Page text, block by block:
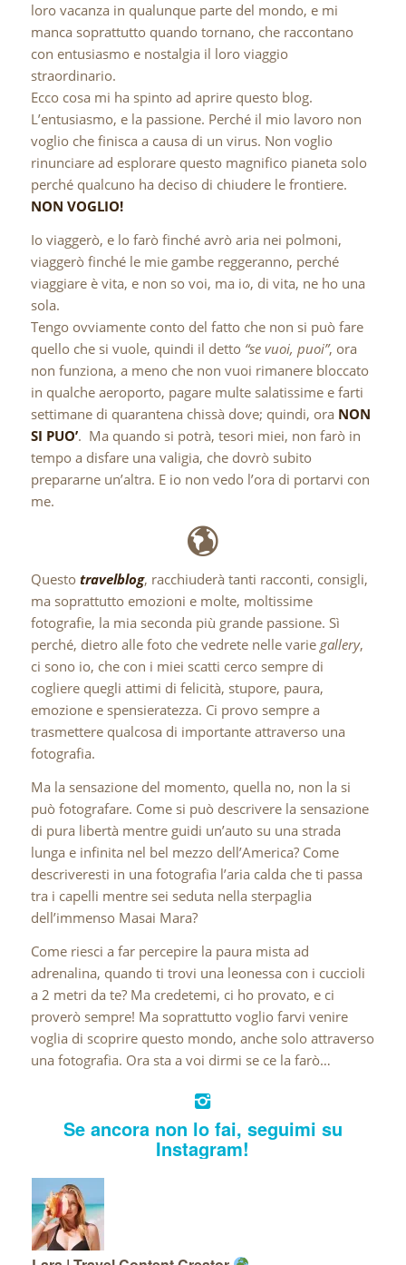
loro vacanza in qualunque parte del mondo, e mi
manca soprattutto quando tornano, che raccontano
con entusiasmo e nostalgia il loro viaggio
straordinario.
Ecco cosa mi ha spinto ad aprire questo blog.
L’entusiasmo, e la passione. Perché il mio lavoro non
voglio che finisca a causa di un virus. Non voglio
rinunciare ad esplorare questo magnifico pianeta solo
perché qualcuno ha deciso di chiudere le frontiere.
NON VOGLIO!
Io viaggerò, e lo farò finché avrò aria nei polmoni,
viaggerò finché le mie gambe reggeranno, perché
viaggiare è vita, e non so voi, ma io, di vita, ne ho una
sola.
Tengo ovviamente conto del fatto che non si può fare
quello che si vuole, quindi il detto “se vuoi, puoi”, ora
non funziona, a meno che non vuoi rimanere bloccato
in qualche aeroporto, pagare multe salatissime e farti
settimane di quarantena chissà dove; quindi, ora NON
SI PUO’. Ma quando si potrà, tesori miei, non farò in
tempo a disfare una valigia, che dovrò subito
prepararne un’altra. E io non vedo l’ora di portarvi con
me.
Questo travelblog, racchiuderà tanti racconti, consigli,
ma soprattutto emozioni e molte, moltissime
fotografie, la mia seconda più grande passione. Sì
perché, dietro alle foto che vedrete nelle varie gallery,
ci sono io, che con i miei scatti cerco sempre di
cogliere quegli attimi di felicità, stupore, paura,
emozione e spensieratezza. Ci provo sempre a
trasmettere qualcosa di importante attraverso una
fotografia.
Ma la sensazione del momento, quella no, non la si
può fotografare. Come si può descrivere la sensazione
di pura libertà mentre guidi un’auto su una strada
lunga e infinita nel bel mezzo dell’America? Come
descriveresti in una fotografia l’aria calda che ti passa
tra i capelli mentre sei seduta nella sterpaglia
dell’immenso Masai Mara?
Come riesci a far percepire la paura mista ad
adrenalina, quando ti trovi una leonessa con i cuccioli
a 2 metri da te? Ma credetemi, ci ho provato, e ci
proverò sempre! Ma soprattutto voglio farvi venire
voglia di scoprire questo mondo, anche solo attraverso
una fotografia. Ora sta a voi dirmi se ce la farò…
Se ancora non lo fai, seguimi su
Instagram!